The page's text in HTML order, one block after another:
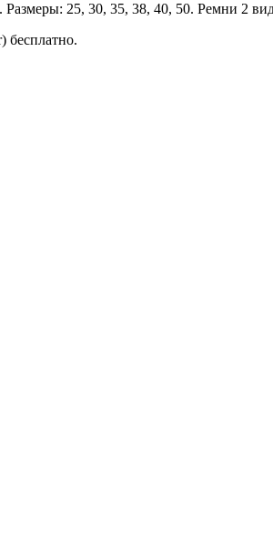
25, 30, 35, 38, 40, 50. Ремни 2
бесплатно.